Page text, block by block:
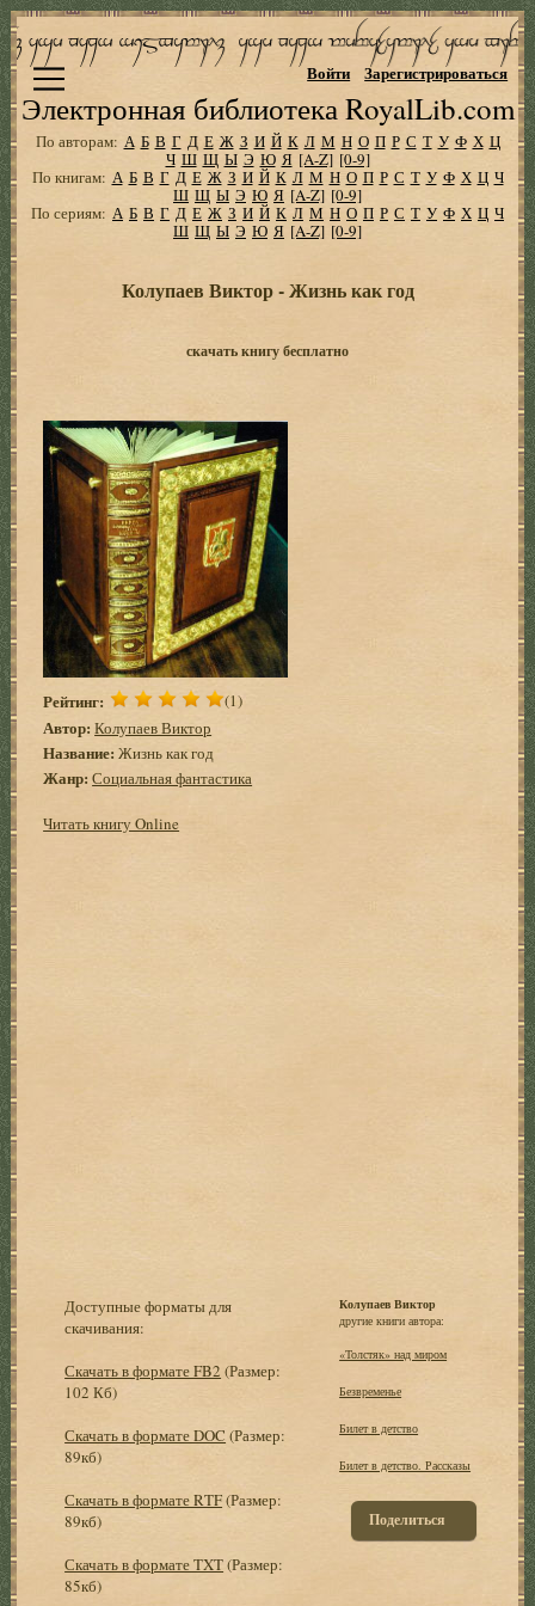
Электронная библиотека RoyalLib.com
Войти Зарегистрироваться
По авторам: А Б В Г Д Е Ж З И Й К Л М Н О П Р С Т У Ф Х Ц
Ч Ш Щ Ы Э Ю Я [A-Z] [0-9]
По книгам: А Б В Г Д Е Ж З И Й К Л М Н О П Р С Т У Ф Х Ц Ч
Ш Щ Ы Э Ю Я [A-Z] [0-9]
По сериям: А Б В Г Д Е Ж З И Й К Л М Н О П Р С Т У Ф Х Ц Ч
Ш Щ Ы Э Ю Я [A-Z] [0-9]
Колупаев Виктор - Жизнь как год
скачать книгу бесплатно
Рейтинг: (1)
Автор: Колупаев Виктор
Название: Жизнь как год
Жанр: Социальная фантастика
Читать книгу Online
Доступные форматы для
скачивания:
Скачать в формате FB2 (Размер:
102 Кб)
Скачать в формате DOC (Размер:
89кб)
Скачать в формате RTF(Размер:
89кб)
Скачать в формате TXT(Размер:
85кб)
Колупаев Виктор
другие книги автора:
«Толстяк» над миром
Безвременье
Билет в детство
Билет в детство. Рассказы
Поделиться